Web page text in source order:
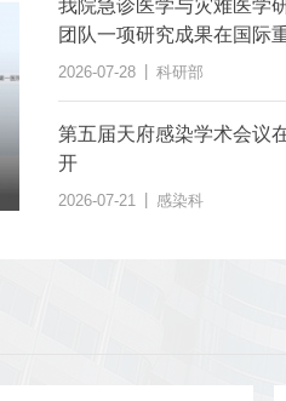
第五届天府感染学术会议在
我院急诊医学与灾难医学
团队一项研究成果在国际
学权威医学期刊上发表
2026-07-28 科研部
第五届天府感染学术会议
开
2026-07-21 感染科